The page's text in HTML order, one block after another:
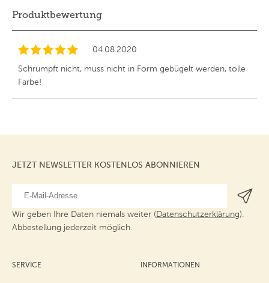
Produktbewertung
04.08.2020
Schrumpft nicht, muss nicht in Form gebügelt werden, tolle
Farbe!
JETZT NEWSLETTER KOSTENLOS ABONNIEREN
Wir geben Ihre Daten niemals weiter (Datenschutzerklärung).
Abbestellung jederzeit möglich.
SERVICE INFORMATIONEN